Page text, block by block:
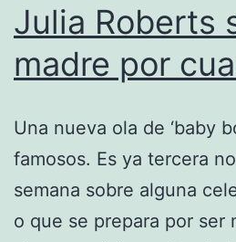
Julia Roberts
madre por
Una nueva ola de ‘baby
famosos. Es ya tercera
semana sobre alguna
o que se prepara por ser